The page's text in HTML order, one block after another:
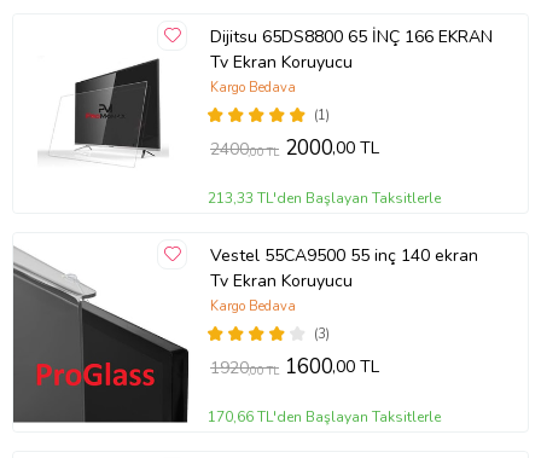
Dijitsu 65DS8800 65 İNÇ 166 EKRAN
Tv Ekran Koruyucu
(1)
Kargo Bedava
2400,00 TL 2000,00 TL
213,33 TL'den Başlayan Taksitlerle
Vestel 55CA9500 55 inç 140 ekran
Tv Ekran Koruyucu
(3)
Kargo Bedava
1920,00 TL 1600,00 TL
170,66 TL'den Başlayan Taksitlerle